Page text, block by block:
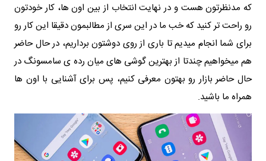
که مدنظرتون هست و در نهایت انتخاب از بین اون ها، کار خودتون
رو راحت تر کنید که خب ما در این سری از مطالبمون دقیقا این کار رو
برای شما انجام میدیم تا باری از روی دوشتون برداریم، در حال حاضر
هم میخواهیم چندتا از بهترین گوشی های میان رده ی سامسونگ در
حال حاضر بازار رو بهتون معرفی کنیم، پس برای آشنایی با اون ها
همراه ما باشید.